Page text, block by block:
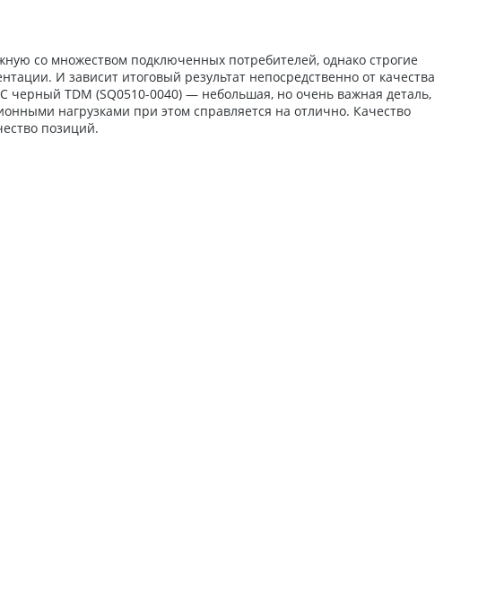
со множеством подключенных потребителей, однако строгие
И зависит итоговый результат непосредственно от качества
TDM (SQ0510-0040) — небольшая, но очень важная деталь,
нагрузками при этом справляется на отлично. Качество
позиций.